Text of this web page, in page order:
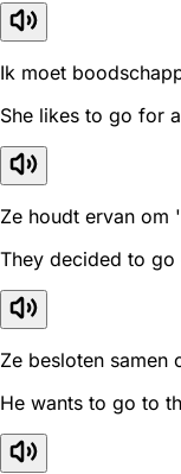
Ik moet
She likes to go for
Ze houdt ervan om
They decided to go
Ze besloten samen
He wants to go to